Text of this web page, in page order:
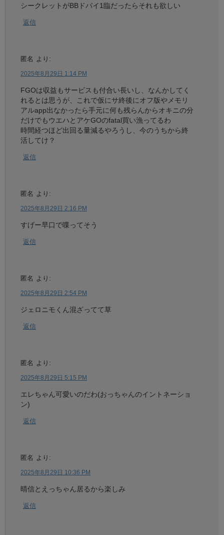
シークレットがBBドバイ1臨だったらそれも欲しい
返信
匿名 より:
2025年8月29日 1:14 PM
FGOは収益もサービスも付合い長いし、なんかしてく
れるとは思うが、これで仮にサ終後にオフ版やメモリ
アルapp出なかったら手元に何も残らんからオキニの分
だけでもウエハとアケGOのfatal買い漁ってるわ
時間経つほど出回る量減るやろうし、今のうちから終
活してけ？
返信
匿名 より:
2025年8月29日 2:16 PM
すげー早口で喋ってそう
返信
匿名 より:
2025年8月29日 2:54 PM
ジェロニモくん混ざってて草
返信
匿名 より:
2025年8月29日 5:15 PM
エレちゃん可愛いのだわ(おっちゃんのイントネーショ
ン)
返信
匿名 より:
2025年8月29日 10:36 PM
晴信とえっちゃん居るから楽しみ
返信